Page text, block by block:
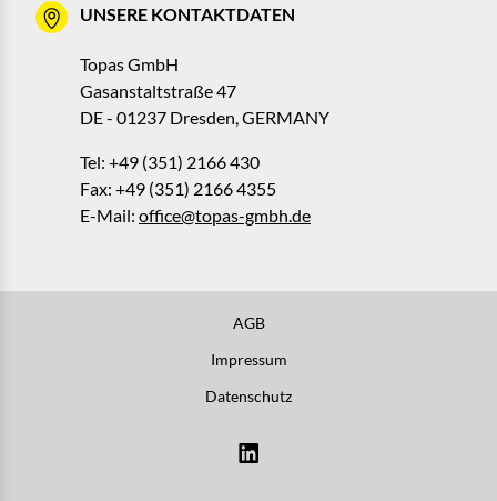
UNSERE KONTAKTDATEN
Topas GmbH
Gasanstaltstraße 47
DE - 01237 Dresden, GERMANY
Tel: +49 (351) 2166 430
Fax: +49 (351) 2166 4355
E-Mail: office@topas-gmbh.de
AGB
Impressum
Datenschutz